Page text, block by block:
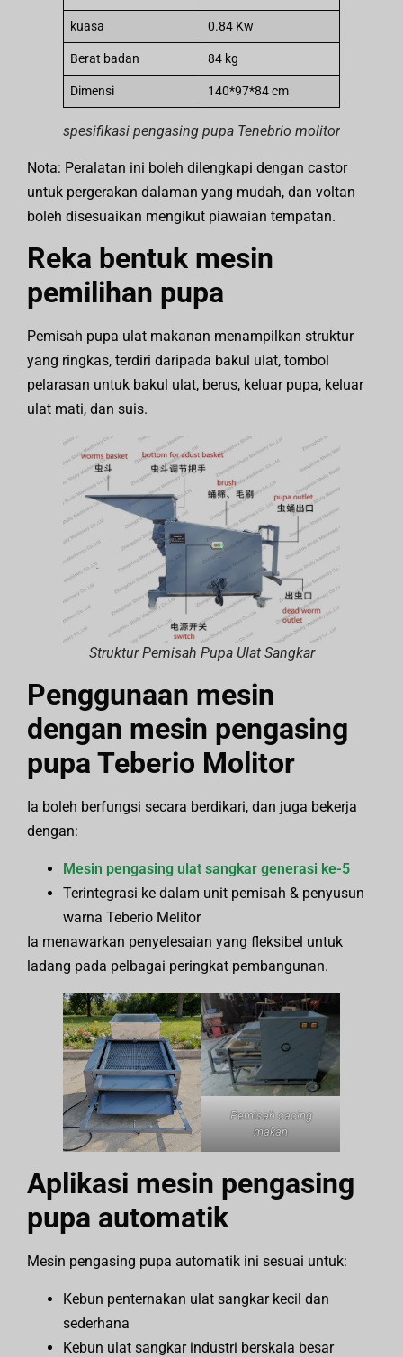
kuasa 0.84 Kw
Berat badan 84 kg
Dimensi 140*97*84 cm
spesifikasi pengasing pupa Tenebrio molitor
Nota: Peralatan ini boleh dilengkapi dengan castor
untuk pergerakan dalaman yang mudah, dan voltan
boleh disesuaikan mengikut piawaian tempatan.
Reka bentuk mesin
pemilihan pupa
Pemisah pupa ulat makanan menampilkan struktur
yang ringkas, terdiri daripada bakul ulat, tombol
pelarasan untuk bakul ulat, berus, keluar pupa, keluar
ulat mati, dan suis.
Struktur Pemisah Pupa Ulat Sangkar
Penggunaan mesin
dengan mesin pengasing
pupa Teberio Molitor
Ia boleh berfungsi secara berdikari, dan juga bekerja
dengan:
Mesin pengasing ulat sangkar generasi ke-5
Terintegrasi ke dalam unit pemisah & penyusun
warna Teberio Melitor
Ia menawarkan penyelesaian yang fleksibel untuk
ladang pada pelbagai peringkat pembangunan.
Pemisah cacing
makan
Aplikasi mesin pengasing
pupa automatik
Mesin pengasing pupa automatik ini sesuai untuk:
Kebun penternakan ulat sangkar kecil dan
sederhana
Kebun ulat sangkar industri berskala besar